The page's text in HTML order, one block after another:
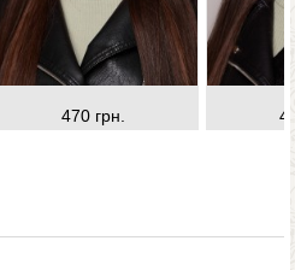
470 грн.